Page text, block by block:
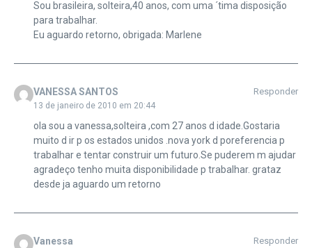
Sou brasileira, solteira,40 anos, com uma ´tima disposição
para trabalhar.
Eu aguardo retorno, obrigada: Marlene
VANESSA SANTOS
13 de janeiro de 2010 em 20:44
Responder
ola sou a vanessa,solteira ,com 27 anos d idade.Gostaria
muito d ir p os estados unidos .nova york d poreferencia p
trabalhar e tentar construir um futuro.Se puderem m ajudar
agradeço tenho muita disponibilidade p trabalhar. grataz
desde ja aguardo um retorno
Vanessa Responder